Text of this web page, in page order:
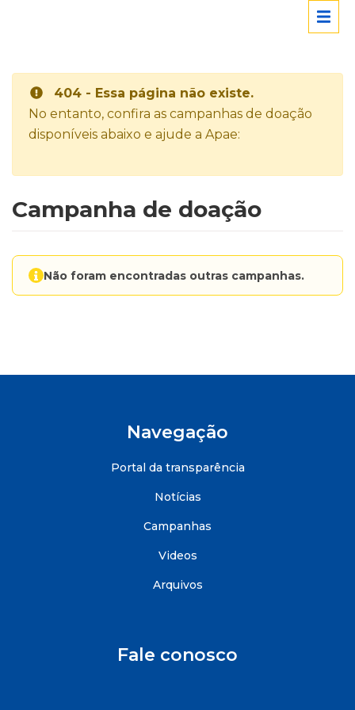
404 - Essa página não existe.
No entanto, confira as campanhas de doação
disponíveis abaixo e ajude a Apae:
Campanha de doação
Não foram encontradas outras campanhas.
Navegação
Portal da transparência
Notícias
Campanhas
Videos
Arquivos
Fale conosco